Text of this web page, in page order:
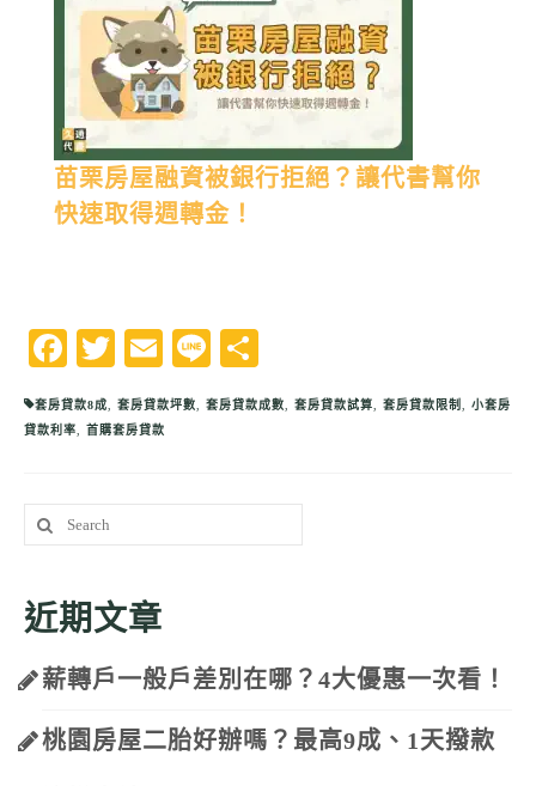
苗栗房屋融資被銀行拒絕？讓代書幫你
快速取得週轉金！
Facebook
Twitter
EmailLine
享
套房貸款8成, 套房貸款坪數, 套房貸款成數, 套房貸款試算, 套房貸款限制 , 小套房
貸款利率, 首購套房貸款
Search
for:
近期文章
薪轉戶一般戶差別在哪？4大優惠一次看！
桃園房屋二胎好辦嗎？最高9成、1天撥款